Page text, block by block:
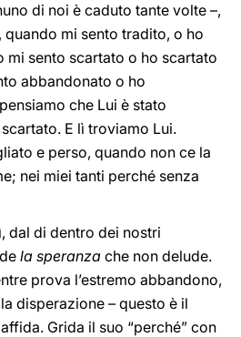
di noi è caduto tante volte –,
quando mi sento tradito, o ho
mi sento scartato o ho scartato
abbandonato o ho
che Lui è stato
E lì troviamo Lui.
e perso, quando non ce la
nei miei tanti perché senza
dal di dentro dei nostri
la speranza che non delude.
prova l’estremo abbandono,
disperazione – questo è il
Grida il suo “perché” con